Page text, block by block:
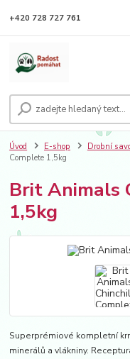
+420 728 727 761
Úvod E-shop Drobní
Complete 1,5kg
Brit Animals
1,5kg
Superprémiové kompletní
minerálů a vlákniny.